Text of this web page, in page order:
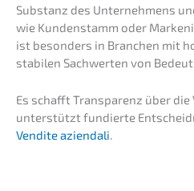
Substanz des Unter­neh­mens
wie Kunden­stamm oder
ist beson­ders in Branchen mit
stabi­len Sachwer­ten von
Es schafft Trans­pa­renz über
unter­stützt fundier­te
Vendite aziend­a­li.